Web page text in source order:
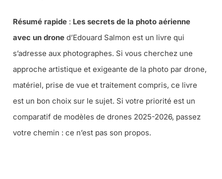
Résumé rapide : Les secrets de la photo aérienne
avec un drone d’Edouard Salmon est un livre qui
s’adresse aux photographes. Si vous cherchez une
approche artistique et exigeante de la photo par drone,
matériel, prise de vue et traitement compris, ce livre
est un bon choix sur le sujet. Si votre priorité est un
comparatif de modèles de drones 2025-2026, passez
votre chemin : ce n’est pas son propos.